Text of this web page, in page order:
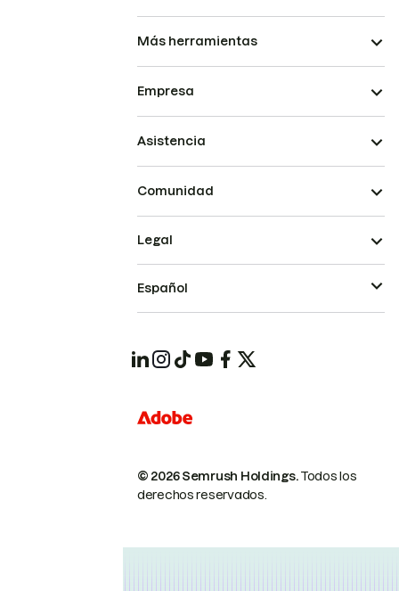
Más herramientas
Empresa
Asistencia
Comunidad
© 2026 Semrush Holdings.Todos los
derechos reservados.
Legal
Español